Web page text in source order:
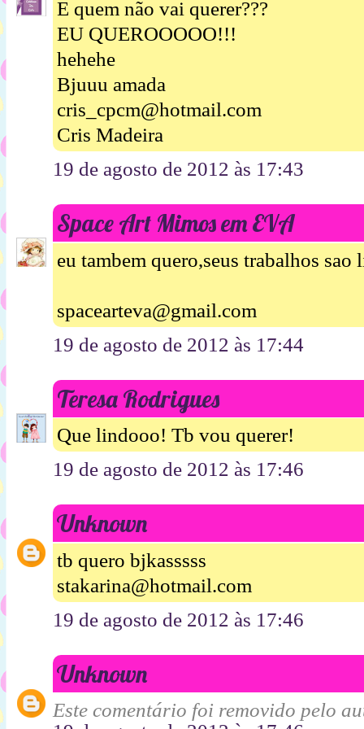
E quem não vai querer???
EU QUEROOOOO!!!
hehehe
Bjuuu amada
cris_cpcm@hotmail.com
Cris Madeira
19 de agosto de 2012 às 17:43
Space Art Mimos em EVA
eu tambem quero,seus trabalhos sao
spacearteva@gmail.com
19 de agosto de 2012 às 17:44
Teresa Rodrigues
Que lindooo! Tb vou querer!
19 de agosto de 2012 às 17:46
Unknown
tb quero bjkasssss
stakarina@hotmail.com
19 de agosto de 2012 às 17:46
Unknown
Este comentário foi removido pelo